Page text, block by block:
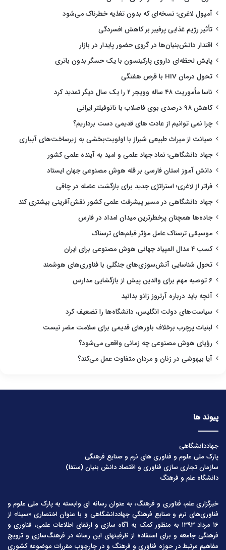
آمپول لاغری؛ نسخه‌ای که بدون تغذیه خطرناک می‌شود
تأثیر رژیم غذایی پرفیبر بر کاهش افسردگی
اقتدار دانش‌بنیان‌ها در گروی حضور پایدار در بازار
پایش لحظه‌ای داروی پارکینسون با یک حسگر بدون باتری
تحول درمان HIV با قرص هفتگی
ناسا مأموریت ۴۸ ساله وویجر ۲ را یک سال دیگر تمدید کرد
کاهش ۹۸ درصدی بوی فاضلاب با نانوفیلتر ایرانی
چرا نمی توانیم از عادت های قدیمی دست برداریم؟
صیانت از میراث طبیعی شیراز با اولویت‌بخشی به زیرساخت‌های آبیاری
جهاد دانشگاهی؛ نماد جهاد علمی و امید به آینده علمی کشور
دانش آموز استان فارسی بر قله هوش مصنوعی جهان ایستاد
فراتر از لاغری؛ استراتژی جدید برای بازگشت عضله در چاقی
جهاد دانشگاهی در مسیر پیشرفت علمی کشور نقش‌آفرینی بیشتری کند
جاده‌ها همچنان پرخطرترین میدان امداد در فارس
موسیقی ترسناک عامل مؤثر فیلم‌های ترسناک
کسب ۴ مدال المپیاد جهانی هوش مصنوعی برای ایران
تحول شناسایی آتش‌سوزی‌های جنگلی با فناوری‌های هوشمند
۶ توصیه مهم برای والدین پیش از بازگشایی مدارس
آنچه باید درباره آرتروز زانو بدانید
سیاست‌های دولت انگلیس، دانشگاه‌ها را تضعیف کرد
لبنیات پرچرب برخلاف باورهای قدیمی برای سلامت مضر نیست
رؤیای هوش مصنوعی چه زمانی واقعی می‌شود؟
آیا بیهوشی در زنان و مردان متفاوت عمل می‌کند؟
پیوند ها
جهاددانشگاهی
پارک ملی علوم و فناوری های نرم و صنایع فرهنگی
سازمان تجاری سازی فناوری و اقتصاد دانش بنیان (ستفا)
دانشگاه علم و فرهنگ
خبرگزاری علم، فناوری و فرهنگ، به عنوان رسانه ای وابسته به پارک ملی علوم و
فناوری‌های نرم و صنایع فرهنگیِ جهاددانشگاهی و با عنوان اختصاری «سینا» از
۱۶ مرداد ۱۳۹۳ به منظور کمک به آگاه سازی و ارتقای اطلاعات علمی، فناوری و
فرهنگی جامعه و برای استفاده از ظرفیتهای این رسانه در فرهنگ‌سازی و ترویج
مفاهیم مرتبط در حوزه فناوری و فرهنگ و در چارچوب مقررات موضوعه کشوری